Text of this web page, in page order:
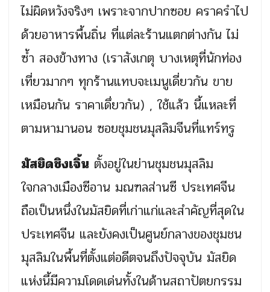
ไม่ผิดหวังจริงๆ เพราะจากปากซอย คราครำไป
ด้วยอาหารพื้นถิ่น ที่แต่ละร้านแตกต่างกัน ไม่
ซ้ำ สองข้างทาง (เราสังเกตุ บางเหตุที่นักท่อง
เที่ยวมากๆ ทุกร้านแทบจะเมนูเดี่ยวกัน ขาย
เหมือนกัน ราคาเดึ่ยวกัน) , ใช้แล้ว นี้แหละที่
ตามหามานอน ซอยชุมชนมุสลิมจีนที่แทร์ทรู
มัสยิดชิงเจิ้น ตั้งอยู่ในย่านชุมชนมุสลิม
ใจกลางเมืองซีอาน มณฑลส่านซี ประเทศจีน
ถือเป็นหนึ่งในมัสยิดที่เก่าแก่และสำคัญที่สุดใน
ประเทศจีน และยังคงเป็นศูนย์กลางของชุมชน
มุสลิมในพื้นที่ตั้งแต่อดีตจนถึงปัจจุบัน มัสยิด
แห่งนี้มีความโดดเด่นทั้งในด้านสถาปัตยกรรม